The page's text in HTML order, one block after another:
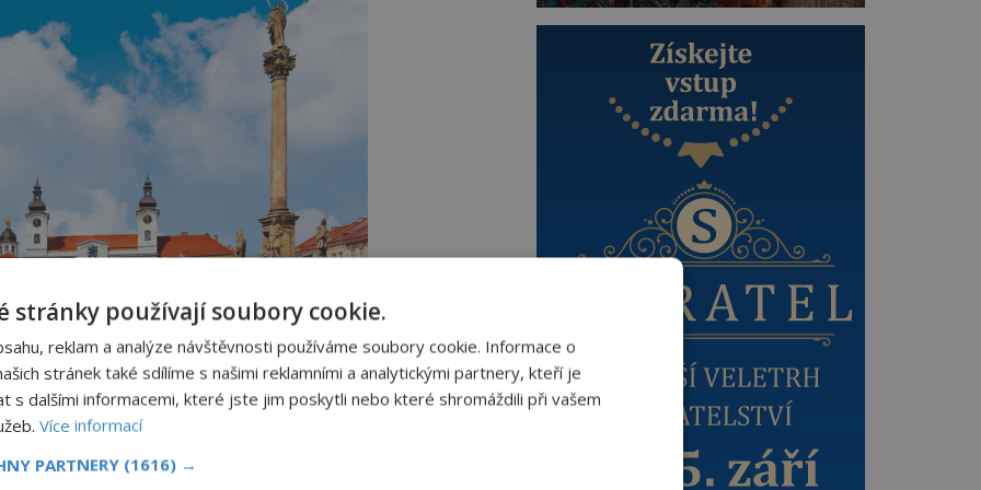
Králové je domovem několika významných
náměstí je Bílá věž, která nabízí nádherný
gotický kostel Svatého Ducha, který je jedním
v Hradci Králové. Na náměstí najdete také
součástí městské historie a architektury.
stránky používají soubory cookie.
reklam a analýze návštěvnosti používáme soubory cookie. Informace o
stránek také sdílíme s našimi reklamními a analytickými partnery, kteří je
s dalšími informacemi, které jste jim poskytli nebo které shromáždili při vašem
Více informací
PARTNERY (1616) →